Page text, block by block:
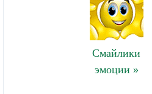
Смайлики
эмоции »